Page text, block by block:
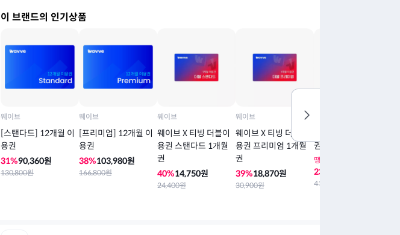
이 브랜드의 인기상품
웨이브
[스탠다드] 12개월 이
용권
31%90,360원
130,800원
웨이브
[프리미엄] 12개월 이
용권
38%103,980원
166,800원
웨이브
웨이브 X 티빙 더블이
용권 스탠다드 1개월
권
40%14,750원
24,400원
웨이브
웨이브 X 티빙 더블이
용권 프리미엄 1개월
권
39%18,870원
30,900원
권
땡철이 할인가
23
41,700